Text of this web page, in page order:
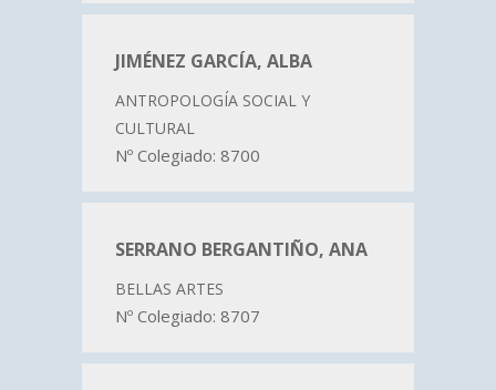
JIMÉNEZ GARCÍA, ALBA
ANTROPOLOGÍA SOCIAL Y
CULTURAL
Nº Colegiado: 8700
SERRANO BERGANTIÑO, ANA
BELLAS ARTES
Nº Colegiado: 8707